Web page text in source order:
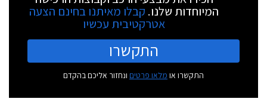
המיוחדות שלנו. קבלו מאיתנו בחינם הצעה
אטרקטיבית עכשיו
התקשרו
התקשרו או מלאו פרטים ונחזור אליכם בהקדם